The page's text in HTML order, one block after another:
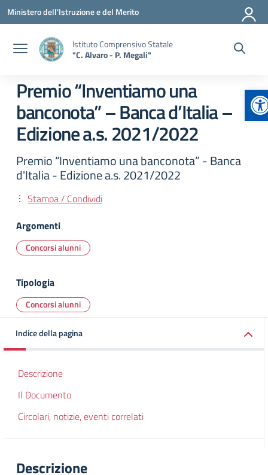
Vai ai contenuti
Vai al menu di navigazione
Vai al footer
Ministero dell'Istruzione e del Merito
Istituto Comprensivo Statale
"C. Alvaro - P. Megali"
Premio “Inventiamo una
banconota” – Banca d’Italia –
Edizione a.s. 2021/2022
Premio “Inventiamo una banconota” - Banca
d'Italia - Edizione a.s. 2021/2022
Stampa / Condividi
Argomenti
Concorsi alunni
Tipologia
Concorsi alunni
Indice della pagina
Descrizione
Il Documento
Circolari, notizie, eventi correlati
Descrizione